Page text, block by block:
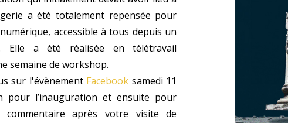
a été totalement repensée pour
accessible à tous depuis un
Elle a été réalisée en télétravail
semaine de workshop.
sur l'évènement Facebook samedi 11
pour l’inauguration et ensuite pour
commentaire après votre visite de